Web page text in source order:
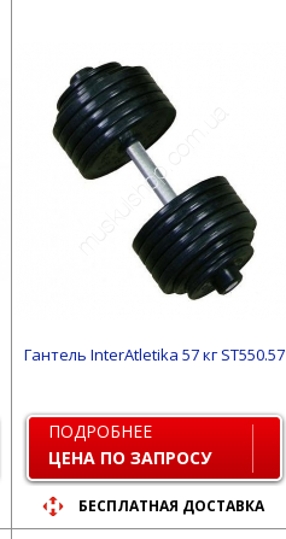
Гантель InterAtletika 57 кг ST550.57
ПОДРОБНЕЕ
ЦЕНА ПО ЗАПРОСУ
БЕСПЛАТНАЯ ДОСТАВКА